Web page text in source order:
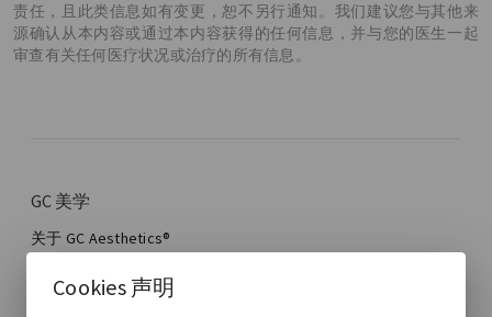
责任，且此类信息如有变更，恕不另行通知。我们建议您与其他来
源确认从本内容或通过本内容获得的任何信息，并与您的医生一起
审查有关任何医疗状况或治疗的所有信息。
GC 美学
关于 GC Aesthetics®
真实的故事，真实的女性
Cookies 声明